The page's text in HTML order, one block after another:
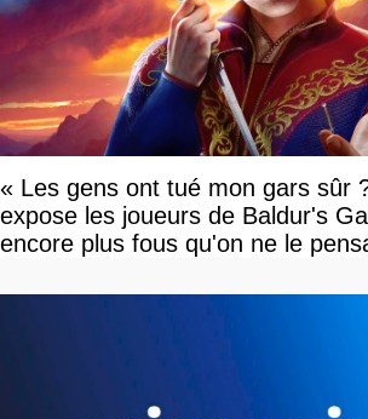
« Les gens ont tué mon gars sûr
expose les joueurs de Baldur's
encore plus fous qu'on ne le